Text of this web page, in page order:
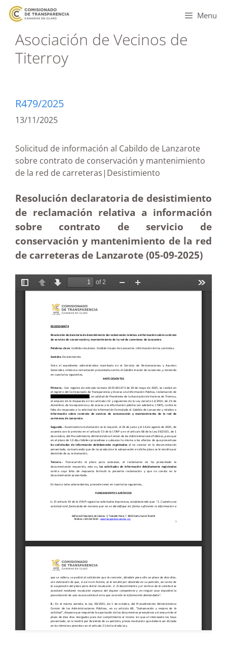
Menu
Asociación de Vecinos de
Titerroy
R479/2025
13/11/2025
Solicitud de información al Cabildo de Lanzarote
sobre contrato de conservación y mantenimiento
de la red de carreteras|Desistimiento
Resolución declaratoria de desistimiento
de reclamación relativa a información
sobre contrato de servicio de
conservación y mantenimiento de la red
de carreteras de Lanzarote (05-09-2025)